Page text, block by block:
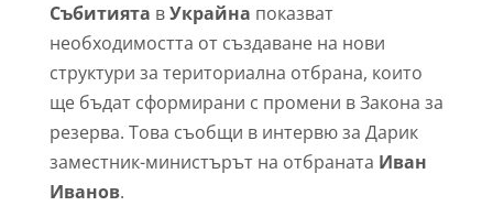
Събитията вУкрайна показват
необходимостта от създаване на нови
структури за териториална отбрана, които
ще бъдат сформирани с промени в Закона за
резерва. Това съобщи в интервю за Дарик
заместник-министърът на отбраната Иван
Иванов.